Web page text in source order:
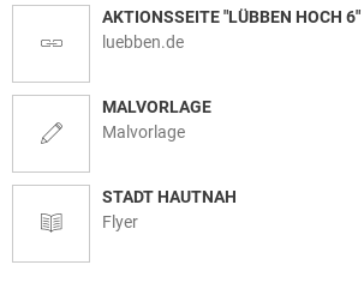
AKTIONSSEITE "LÜBBEN HOCH 6"
luebben.de
MALVORLAGE
Malvorlage
STADT HAUTNAH
Flyer